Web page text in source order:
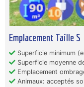
Emplacement Taille S
Superficie minimum
Superficie moyenne
Emplacement
Animaux: acceptés